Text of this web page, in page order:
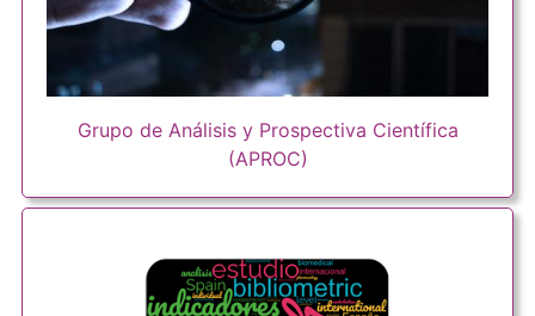
Grupo de Análisis y Prospectiva Científica
(APROC)